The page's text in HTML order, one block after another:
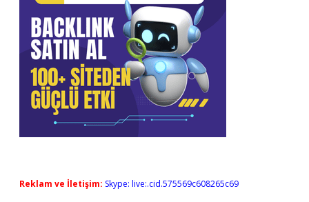
Reklam ve İletişim: Skype: live:.cid.575569c608265c69